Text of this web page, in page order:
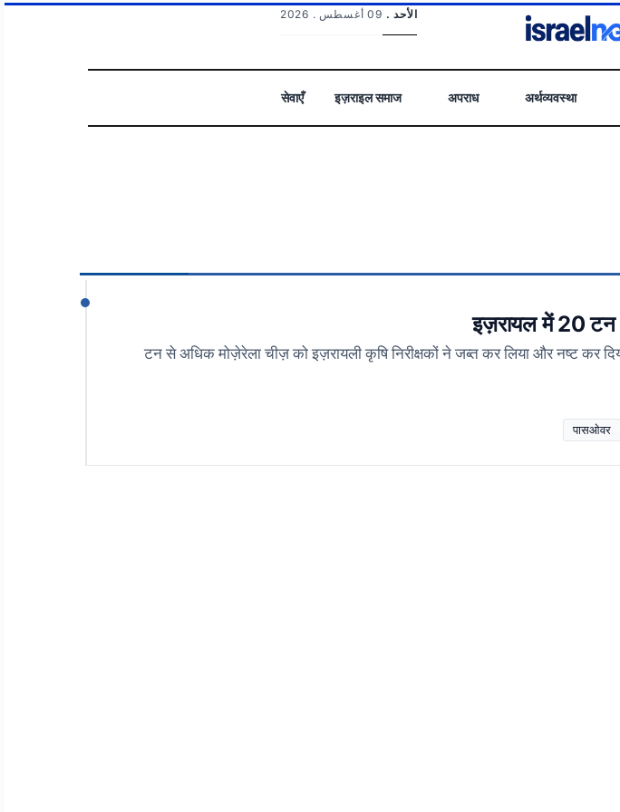
الأحد . 09 أغسطس . 2026
अर्थव्यवस्था
अपराध
इज़राइल समाज
सेवाएँ
इज़रायल में 20 टन
20 टन से अधिक मोज़ेरेला चीज़ को इज़रायली कृषि निरीक्षकों ने जब्त कर लिया और नष्ट कर
पासओवर